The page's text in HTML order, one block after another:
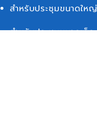
สำหรับประชุมขนาดใหญ่
สำหรับประชุมขนาดเล็ก